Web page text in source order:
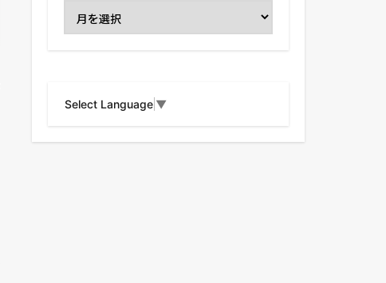
Select Language ▼